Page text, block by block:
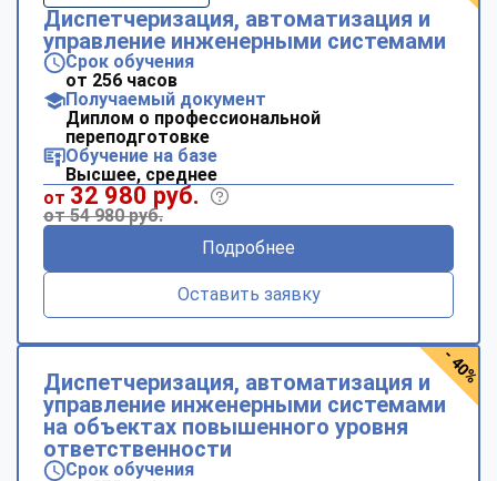
Диспетчеризация, автоматизация и
управление инженерными системами
Срок обучения
от 256 часов
Получаемый документ
Диплом о профессиональной
переподготовке
Обучение на базе
Высшее, среднее
от 32 980 руб.
от 54 980 руб.
Подробнее
Оставить заявку
Диспетчеризация, автоматизация и
управление инженерными системами
на объектах повышенного уровня
ответственности
Срок обучения
- 40%